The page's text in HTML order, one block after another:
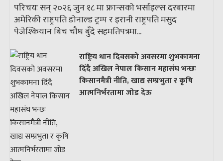
परिचयः सन् २०२६ जुन १८ मा फ्रान्सको भर्साइल्स दरबारमा
अमेरिकी राष्ट्रपति डोनाल्ड ट्रम्प र इरानी राष्ट्रपति मसुद
पेजेश्कियान बिच चौध बुँदे सहमतिपत्रमा...
राष्ट्रिय धान दिवसको अवसरमा शुभकामना
दिँदै अखिल नेपाल किसान महासंघ भन्छः
किसानमैत्री नीति, खाद्य सम्प्रभुता र कृषि
आत्मनिर्भरतामा जोड देऊ